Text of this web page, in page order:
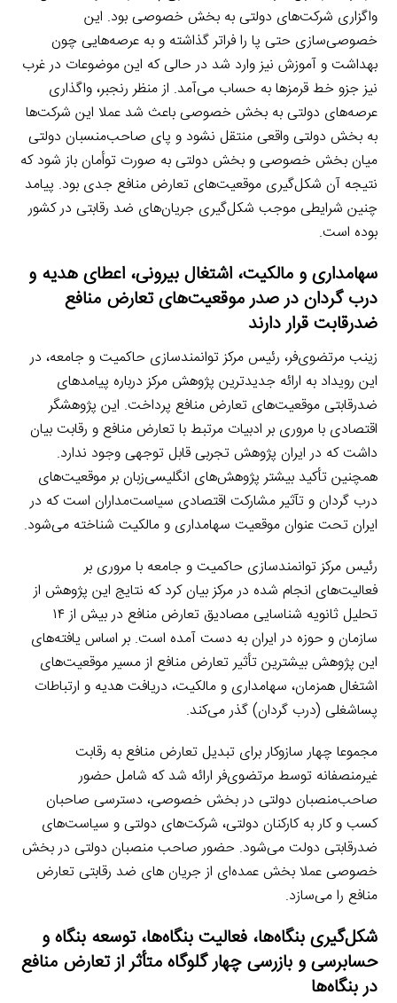
واگزاری شرکت‌های دولتی به بخش خصوصی بود. این
خصوصی‌سازی حتی پا را فراتر گذاشته و به عرصه‌هایی چون
بهداشت و آموزش نیز وارد شد در حالی که این موضوعات در غرب
نیز جزو خط قرمزها به حساب می‌آمد. از منظر رنجبر، واگذاری
عرصه‌های دولتی به بخش خصوصی باعث شد عملا این شرکت‌ها
به بخش دولتی واقعی منتقل نشود و پای صاحب‌منسبان دولتی
میان بخش خصوصی و بخش دولتی به صورت توأمان باز شود که
نتیجه آن شکل‌گیری موقعیت‌های تعارض منافع جدی بود. پیامد
چنین شرایطی موجب شکل‌گیری جریان‌های ضد رقابتی در کشور
بوده است.
سهامداری و مالکیت، اشتغال بیرونی، اعطای هدیه و
درب گردان در صدر موقعیت‌های تعارض منافع
ضدرقابت قرار دارند
زینب مرتضوی‌فر، رئیس مرکز توانمندسازی حاکمیت و جامعه، در
این رویداد به ارائه جدیدترین پژوهش مرکز درباره پیامدهای
ضدرقابتی موقعیت‌های تعارض منافع پرداخت. این پژوهشگر
اقتصادی با مروری بر ادبیات مرتبط با تعارض منافع و رقابت بیان
داشت که در ایران پژوهش تجربی قابل توجهی وجود ندارد.
همچنین تأکید بیشتر پژوهش‌های انگلیسی‌زبان بر موقعیت‌های
درب گردان و تآثیر مشارکت اقتصادی سیاست‌مداران است که در
ایران تحت عنوان موقعیت سهامداری و مالکیت شناخته می‌شود.
رئیس مرکز توانمندسازی حاکمیت و جامعه با مروری بر
فعالیت‌های انجام شده در مرکز بیان کرد که نتایج این پژوهش از
تحلیل ثانویه شناسایی مصادیق تعارض منافع در بیش از ۱۴
سازمان و حوزه در ایران به دست آمده است. بر اساس یافته‌های
این پژوهش بیشترین تأثیر تعارض منافع از مسیر موقعیت‌های
اشتغال همزمان، سهامداری و مالکیت، دریافت هدیه و ارتباطات
پساشغلی (درب گردان) گذر می‌کند.
مجموعا چهار سازوکار برای تبدیل تعارض منافع به رقابت
غیرمنصفانه توسط مرتضوی‌فر ارائه شد که شامل حضور
صاحب‌منصبان دولتی در بخش خصوصی، دسترسی صاحبان
کسب و کار به کارکنان دولتی، شرکت‌های دولتی و سیاست‌های
ضدرقابتی دولت می‌شود. حضور صاحب منصبان دولتی در بخش
خصوصی عملا بخش عمده‌ای از جریان های ضد رقابتی تعارض
منافع را می‌سازد.
شکل‌گیری بنگاه‌ها، فعالیت بنگاه‌ها، توسعه بنگاه و
حسابرسی و بازرسی چهار گلوگاه متأثر از تعارض منافع
در بنگاه‌ها